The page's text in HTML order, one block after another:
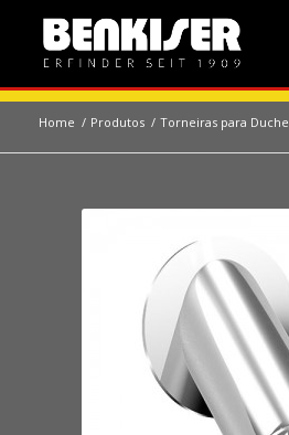
Home / Produtos / Torneiras para Duche